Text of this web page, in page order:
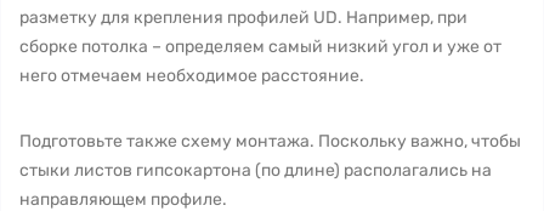
разметку для крепления профилей UD. Например, при
сборке потолка – определяем самый низкий угол и уже от
него отмечаем необходимое расстояние.
Подготовьте также схему монтажа. Поскольку важно, чтобы
стыки листов гипсокартона (по длине) располагались на
направляющем профиле.